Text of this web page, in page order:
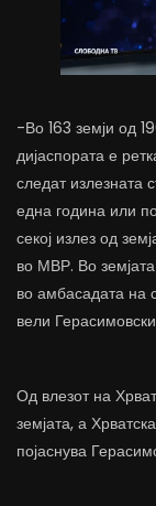
-Во 163 земји од
дијаспората е
следат излезната
една година или
секој излез од
во МВР. Во
во амбасадата на
вели
Од влезот на
земјата, а
појаснува